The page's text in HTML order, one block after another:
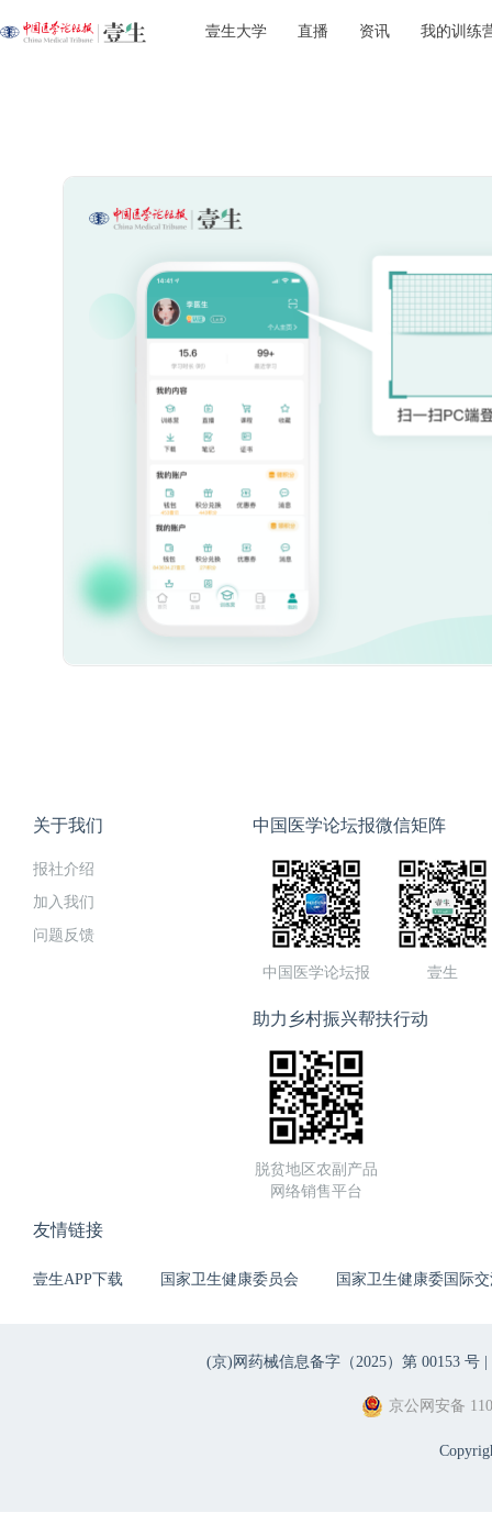
壹生大学 直播 资讯 我的训练
关于我们
报社介绍
加入我们
问题反馈
中国医学论坛报微信矩阵
中国医学论坛报 壹生
助力乡村振兴帮扶行动
脱贫地区农副产品
网络销售平台
友情链接
壹生APP下载 国家卫生健康委员会 国家卫生健康委国际
(京)网药械信息备字（2025）第 00153 号 |
京公网安备